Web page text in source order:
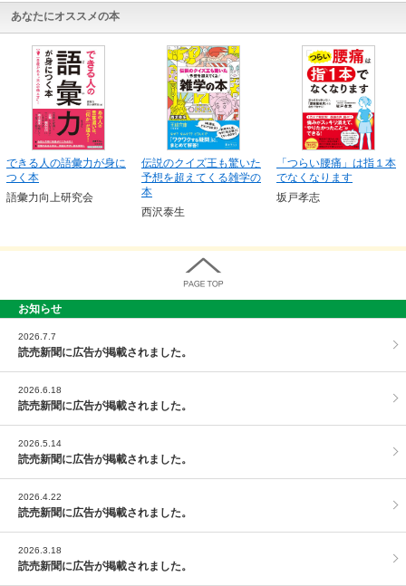
あなたにオススメの本
できる人の語彙力が身に
つく本
語彙力向上研究会
伝説のクイズ王も驚いた
予想を超えてくる雑学の
本
西沢泰生
「つらい腰痛」は指１本
でなくなります
坂戸孝志
お知らせ
2026.7.7
読売新聞に広告が掲載されました。
2026.6.18
読売新聞に広告が掲載されました。
2026.5.14
読売新聞に広告が掲載されました。
2026.4.22
読売新聞に広告が掲載されました。
2026.3.18
読売新聞に広告が掲載されました。
PAGE TOP